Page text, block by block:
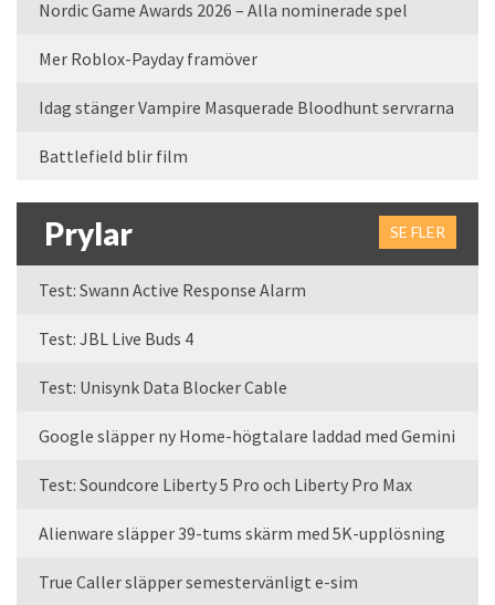
Nordic Game Awards 2026 – Alla nominerade spel
Mer Roblox-Payday framöver
Idag stänger Vampire Masquerade Bloodhunt servrarna
Battlefield blir film
Prylar SE FLER
Test: Swann Active Response Alarm
Test: JBL Live Buds 4
Test: Unisynk Data Blocker Cable
Google släpper ny Home-högtalare laddad med Gemini
Test: Soundcore Liberty 5 Pro och Liberty Pro Max
Alienware släpper 39-tums skärm med 5K-upplösning
True Caller släpper semestervänligt e-sim